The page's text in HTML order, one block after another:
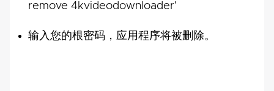
remove 4kvideodownloader'
输入您的根密码，应用程序将被删除。